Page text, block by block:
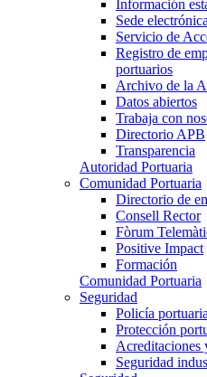
Información
Sede electrónica
Servicio de
Registro de
portuarios
Archivo de la
Datos abiertos
Trabaja con
Directorio APB
Transparencia
Autoridad Portuaria
Comunidad Portuaria
Directorio de
Consell Rector
Fòrum
Positive Impact
Formación
Comunidad Portuaria
Seguridad
Policía portuaria
Protección
Acreditaciones
Seguridad